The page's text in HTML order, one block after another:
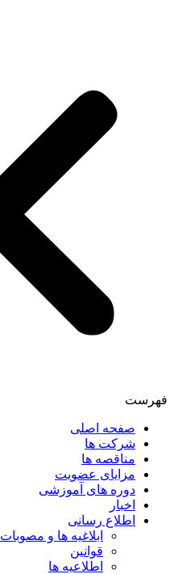
فهرست
صفحه اصلی
شرکت ها
مناقصه ها
مزایای عضویت
دوره های آموزشی
اخبار
اطلاع رسانی
ابلاغیه ها و مصوبات
قوانین
اطلاعیه ها